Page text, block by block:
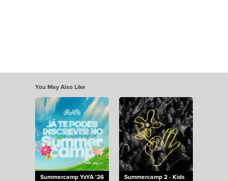
You May Also Like
Summercamp YxYA '26
Summercamp 2 - Kids